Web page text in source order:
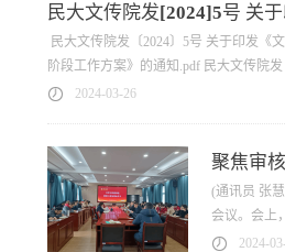
民大文传院发[2024]5号 关
民大文传院发〔2024〕5号 关于印发《
阶段工作方案》的通知.pdf 民大文传院
2024-03-26
聚焦审
(通讯员 张
会议。会上
2024-